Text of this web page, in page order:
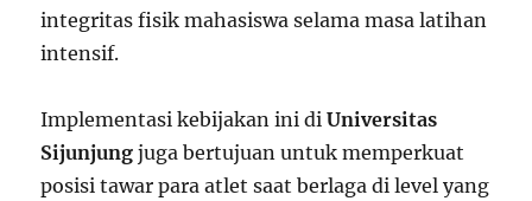
integritas fisik mahasiswa selama masa latihan
intensif.
Implementasi kebijakan ini diUniversitas
Sijunjung juga bertujuan untuk memperkuat
posisi tawar para atlet saat berlaga di level yang